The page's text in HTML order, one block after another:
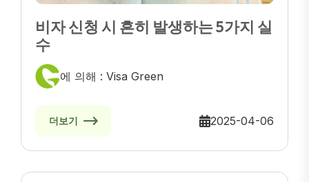
비자 신청 시 흔히 발생하는 5가지 실
수
에 의해 : Visa Green
더보기 2025-04-06